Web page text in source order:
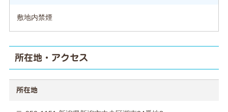
敷地内禁煙
所在地・アクセス
所在地